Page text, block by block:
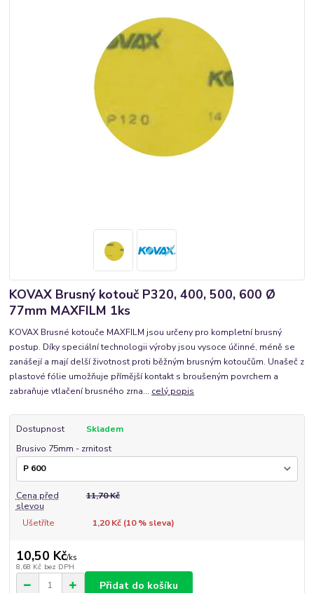
KOVAX Brusný kotouč P320, 400, 500, 600 Ø
77mm MAXFILM 1ks
KOVAX Brusné kotouče MAXFILM jsou určeny pro kompletní brusný
postup. Díky speciální technologii výroby jsou vysoce účinné, méně se
zanášejí a mají delší životnost proti běžným brusným kotoučům. Unašeč z
plastové fólie umožňuje přímější kontakt s broušeným povrchem a
zabraňuje vtlačení brusného zrna... celý popis
Dostupnost
Skladem
Brusivo 75mm - zrnitost
Cena před
slevou
11,70 Kč
Ušetříte 1,20 Kč (10% sleva)
10,50 Kč/ks
8,68 Kč bez DPH
Přidat do košíku